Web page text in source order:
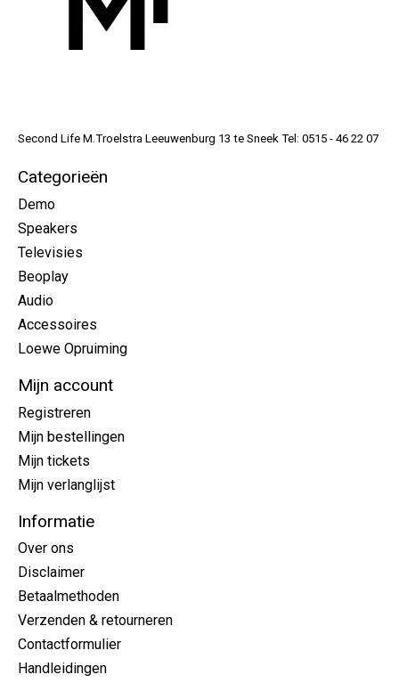
Second Life M.Troelstra Leeuwenburg 13 te Sneek Tel: 0515 - 46 22 07
Categorieën
Demo
Speakers
Televisies
Beoplay
Audio
Accessoires
Loewe Opruiming
Mijn account
Registreren
Mijn bestellingen
Mijn tickets
Mijn verlanglijst
Informatie
Over ons
Disclaimer
Betaalmethoden
Verzenden & retourneren
Contactformulier
Handleidingen